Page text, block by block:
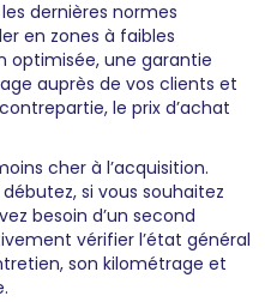
dernières normes
en zones à faibles
optimisée, une garantie
auprès de vos clients et
le prix d’achat
cher à l’acquisition.
si vous souhaitez
besoin d’un second
vérifier l’état général
son kilométrage et